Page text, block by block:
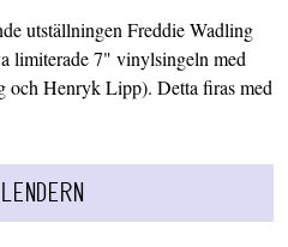
utställningen Freddie Wadling
limiterade 7" vinylsingeln med
och Henryk Lipp). Detta firas med